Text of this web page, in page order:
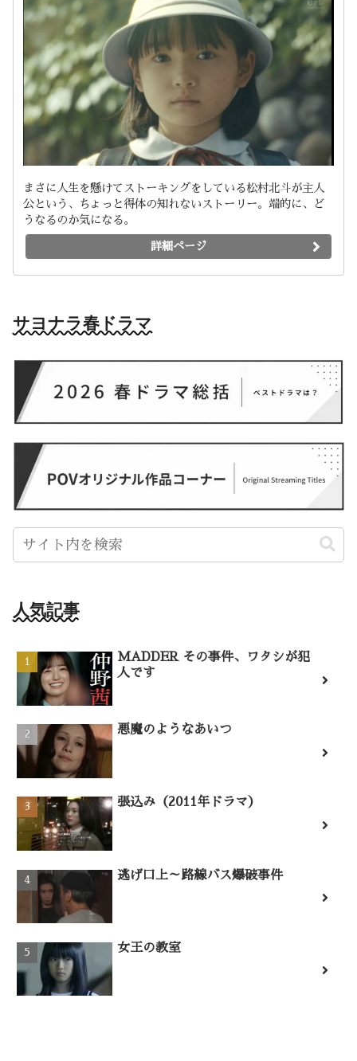
まさに人生を懸けてストーキングをしている松村北斗が主人
公という、ちょっと得体の知れないストーリー。端的に、ど
うなるのか気になる。
詳細ページ
サヨナラ春ドラマ
人気記事
MADDER その事件、ワタシが犯
人です
悪魔のようなあいつ
張込み（2011年ドラマ）
逃げ口上～路線バス爆破事件
女王の教室